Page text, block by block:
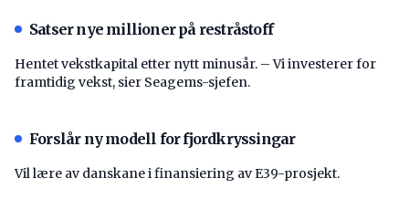
Satser nye millioner på restråstoff
Hentet vekstkapital etter nytt minusår. – Vi investerer for
framtidig vekst, sier Seagems-sjefen.
Forslår ny modell for fjordkryssingar
Vil lære av danskane i finansiering av E39-prosjekt.